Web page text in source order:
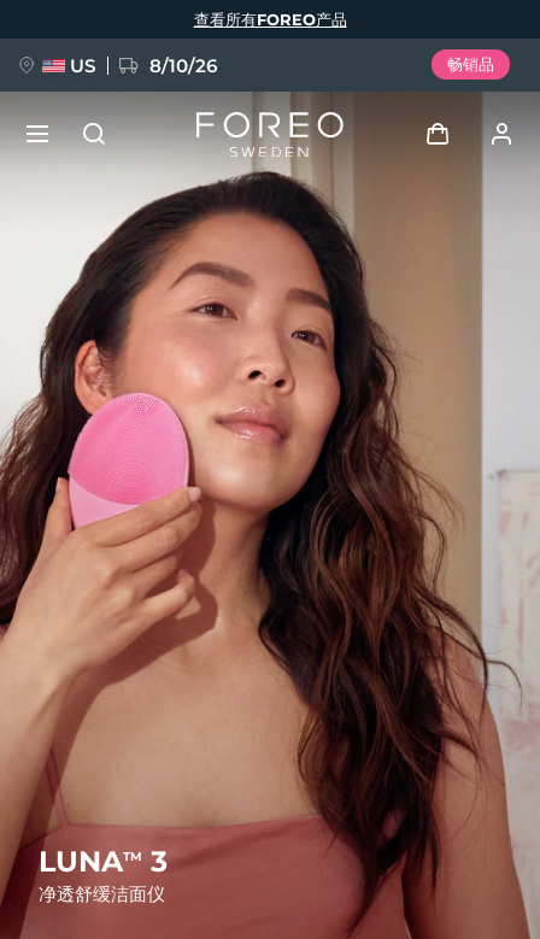
LUNATM 3
净透舒缓洁面仪
查看所有FOREO产品
US 8/10/26 畅销品
我的地址
我的订阅
FAQ™ Pure Beauty-Tech Elixir
BREAKING NEWS
issa™ Teeth Whitening Set
FAQ™ Dual LED Panel
热门产品
特别优惠 畅销产品
English Deutsch
Español
Français
Italiano
Português
Polski
Svenska
Русский
Türkçe
简体中文 繁體中文
发货国家
预计送达日期10/08/2026
英国 预计送达日期 09/08/2026
西班牙 预计送达日期09/08/2026
澳大利亚 预计送达日期 12/08/2026
法国 预计送达日期 09/08/2026
德国 预计送达日期